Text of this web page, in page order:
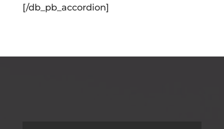
[/db_pb_accordion]